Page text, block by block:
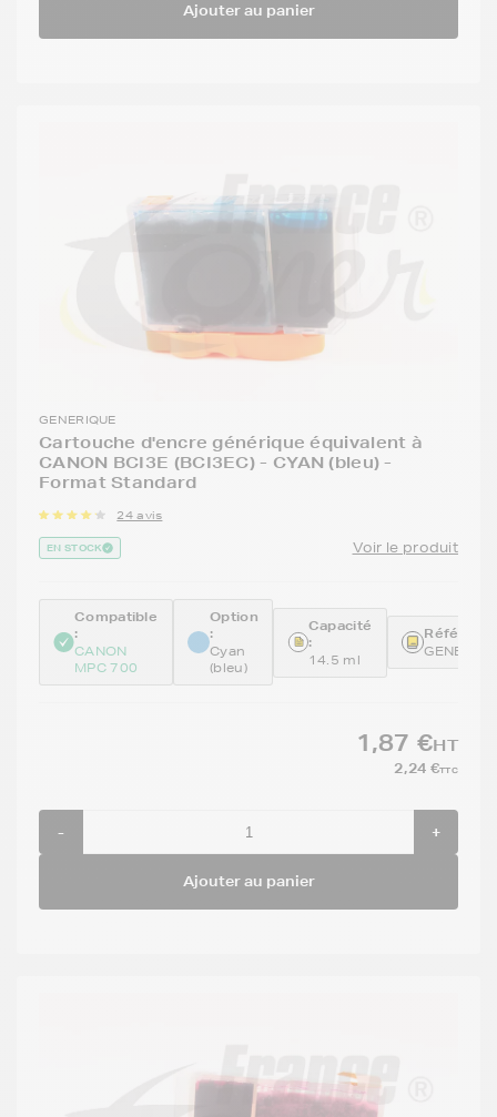
Ajouter au panier
GENERIQUE
Cartouche d'encre générique équivalent à
CANON BCI3E (BCI3EC) - CYAN (bleu) -
Format Standard
24 avis
EN STOCK Voir le produit
Compatible
:
CANON
MPC 700
Option
:
Cyan
(bleu)
Capacité
:
14.5 ml
1,87 €HT
2,24 €TTC
- +
Ajouter au panier